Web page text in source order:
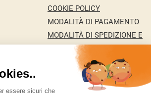
COOKIE POLICY
MODALITÀ DI PAGAMENTO
MODALITÀ DI SPEDIZIONE E
INFORMATIVA PRIVACY